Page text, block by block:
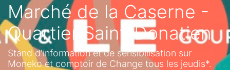
Marché de la Caserne -
Quartier Saint-Donatien
Stand d'information et de sensibilisation sur
Moneko et comptoir de Change tous les jeudis*.